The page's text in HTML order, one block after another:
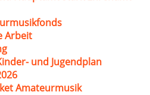
Arbeit
und Jugendplan
Amateurmusik